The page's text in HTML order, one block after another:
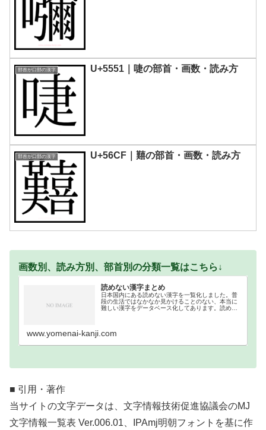
部首が口部の漢字 U+5551｜啑の部首・画数・読み方
部首が口部の漢字 U+56CF｜囏の部首・画数・読み方
画数別、読み方別、部首別の分類一覧はこちら↓
読めない漢字まとめ
日本国内にある読めない漢字を一覧化しました。普
段の生活ではなかなか見かけることのない、本当に
難しい漢字をデータベース化してあります。読めな
www.yomenai-kanji.com
■ 引用・著作
当サイトの文字データは、文字情報技術促進協議会のMJ
文字情報一覧表 Ver.006.01、IPAmj明朝フォントを基に作